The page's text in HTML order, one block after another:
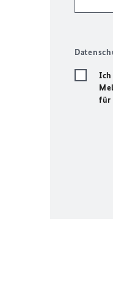
Ich
für